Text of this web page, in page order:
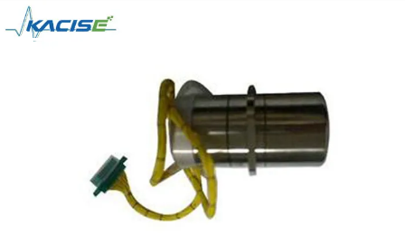
PRODUCTEN
Kacise
Optronics